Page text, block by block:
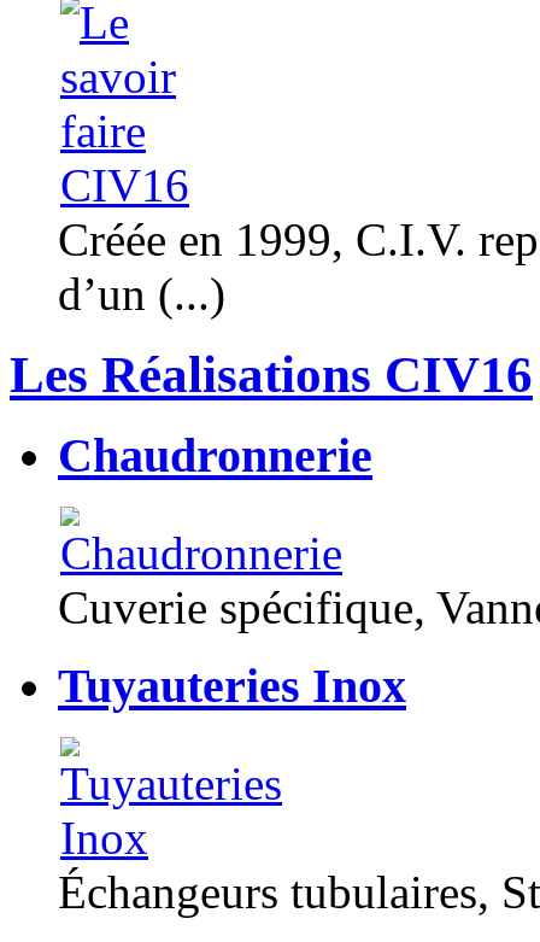
Créée en 1999, C.I.V.
d’un (...)
Les Réalisations CIV16
Chaudronnerie
Cuverie spécifique,
Tuyauteries Inox
Échangeurs tubulaires,